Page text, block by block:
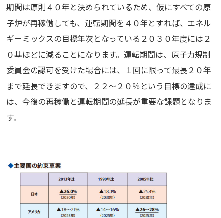
期間は原則４０年と決められているため、仮にすべての原
子炉が再稼働しても、運転期間を４０年とすれば、エネル
ギーミックスの目標年次となっている２０３０年度には２
０基ほどに減ることになります。運転期間は、原子力規制
委員会の認可を受けた場合には、１回に限って最長２０年
まで延長できますので、２２～２０％という目標の達成に
は、今後の再稼働と運転期間の延長が重要な課題となりま
す。